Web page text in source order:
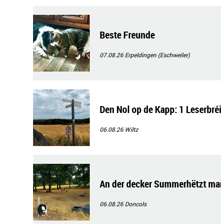
Beste Freunde
07.08.26Erpeldingen (Eschweiler)
Den Nol op de Kapp: 1
06.08.26 Wiltz
An der decker Summerhëtzt
06.08.26Doncols